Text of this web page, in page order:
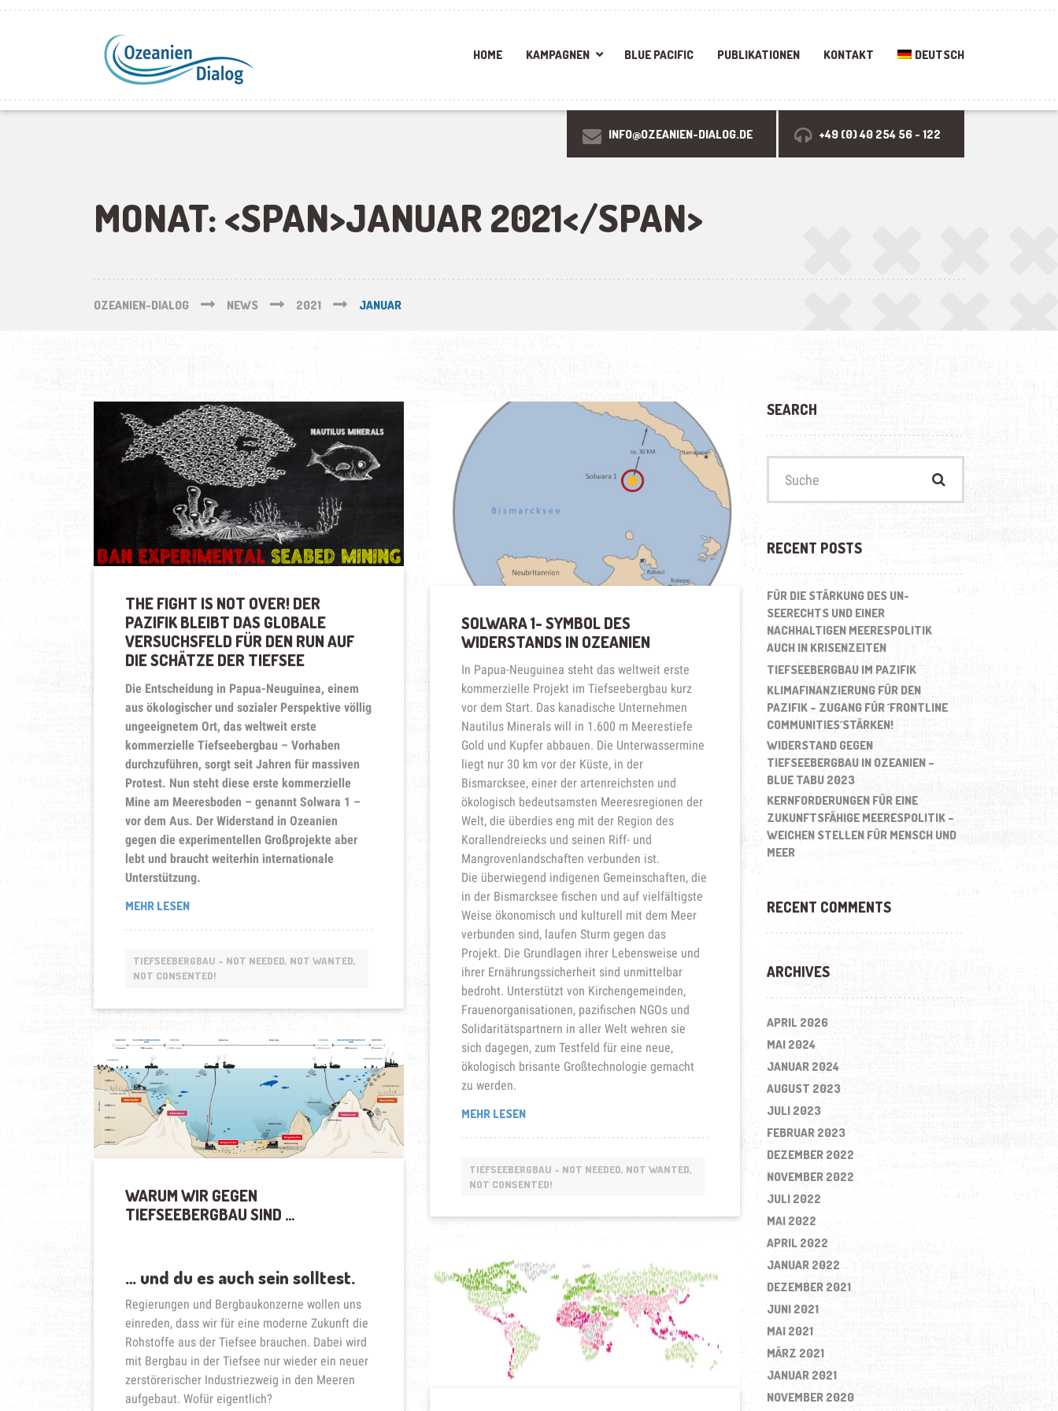
HOME KAMPAGNEN BLUE PACIFIC PUBLIKATIONEN KONTAKT DEUTSCH
INFO@OZEANIEN-DIALOG.DE +49 (0) 40 254 56 - 122
MONAT: <SPAN>JANUAR 2021</SPAN>
OZEANIEN-DIALOG NEWS 2021 JANUAR
THE FIGHT IS NOT OVER! DER
PAZIFIK BLEIBT DAS GLOBALE
VERSUCHSFELD FÜR DEN RUN AUF
DIE SCHÄTZE DER TIEFSEE
Die Entscheidung in Papua-Neuguinea, einem
aus ökologischer und sozialer Perspektive völlig
ungeeignetem Ort, das weltweit erste
kommerzielle Tiefseebergbau – Vorhaben
durchzuführen, sorgt seit Jahren für massiven
Protest. Nun steht diese erste kommerzielle
Mine am Meeresboden – genannt Solwara 1 –
vor dem Aus. Der Widerstand in Ozeanien
gegen die experimentellen Großprojekte aber
lebt und braucht weiterhin internationale
Unterstützung.
MEHR LESEN„THE
NOT
OVER!
PAZIFIK
BLEIBT
DAS
GLOBALE
VERSUCHSFELD
DEN
RUN
AUF
DER
TIEFSEE“
TIEFSEEBERGBAU - NOT NEEDED, NOT WANTED,
NOT CONSENTED!
SOLWARA 1- SYMBOL DES
WIDERSTANDS IN OZEANIEN
In Papua-Neuguinea steht das weltweit erste
kommerzielle Projekt im Tiefseebergbau kurz
vor dem Start. Das kanadische Unternehmen
Nautilus Minerals will in 1.600 m Meerestiefe
Gold und Kupfer abbauen. Die Unterwassermine
liegt nur 30 km vor der Küste, in der
Bismarcksee, einer der artenreichsten und
ökologisch bedeutsamsten Meeresregionen der
Welt, die überdies eng mit der Region des
Korallendreiecks und seinen Riff- und
Mangrovenlandschaften verbunden ist.
Die überwiegend indigenen Gemeinschaften, die
in der Bismarcksee fischen und auf vielfältigste
Weise ökonomisch und kulturell mit dem Meer
verbunden sind, laufen Sturm gegen das
Projekt. Die Grundlagen ihrer Lebensweise und
ihrer Ernährungssicherheit sind unmittelbar
bedroht. Unterstützt von Kirchengemeinden,
Frauenorganisationen, pazifischen NGOs und
Solidaritätspartnern in aller Welt wehren sie
sich dagegen, zum Testfeld für eine neue,
ökologisch brisante Großtechnologie gemacht
zu werden.
MEHR LESEN„SOLWARA
DES
WIDERSTANDS
OZEANIEN“
TIEFSEEBERGBAU - NOT NEEDED, NOT WANTED,
NOT CONSENTED!
WARUM WIR GEGEN
TIEFSEEBERGBAU SIND …
… und du es auch sein solltest.
Regierungen und Bergbaukonzerne wollen uns
einreden, dass wir für eine moderne Zukunft die
Rohstoffe aus der Tiefsee brauchen. Dabei wird
mit Bergbau in der Tiefsee nur wieder ein neuer
zerstörerischer Industriezweig in den Meeren
aufgebaut. Wofür eigentlich?
SEARCH
nach:
RECENT POSTS
FÜR DIE STÄRKUNG DES UN-
SEERECHTS UND EINER
NACHHALTIGEN MEERESPOLITIK
AUCH IN KRISENZEITEN
TIEFSEEBERGBAU IM PAZIFIK
KLIMAFINANZIERUNG FÜR DEN
PAZIFIK – ZUGANG FÜR ´FRONTLINE
COMMUNITIES´STÄRKEN!
WIDERSTAND GEGEN
TIEFSEEBERGBAU IN OZEANIEN –
BLUE TABU 2023
KERNFORDERUNGEN FÜR EINE
ZUKUNFTSFÄHIGE MEERESPOLITIK –
WEICHEN STELLEN FÜR MENSCH UND
MEER
RECENT COMMENTS
ARCHIVES
APRIL 2026
MAI 2024
JANUAR 2024
AUGUST 2023
JULI 2023
FEBRUAR 2023
DEZEMBER 2022
NOVEMBER 2022
JULI 2022
MAI 2022
APRIL 2022
JANUAR 2022
DEZEMBER 2021
JUNI 2021
MAI 2021
MÄRZ 2021
JANUAR 2021
NOVEMBER 2020